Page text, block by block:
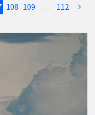
108 109 … 112